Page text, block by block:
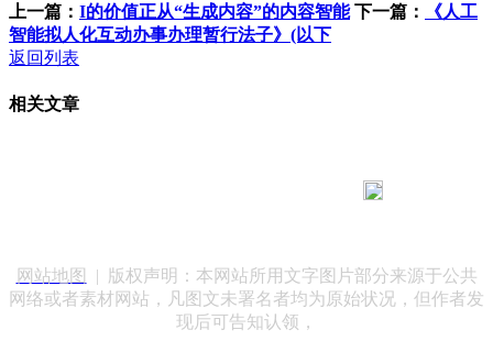
上一篇： I的价值正从“生成内容”的内容智能 下一篇：
《人工
智能拟人化互动办事办理暂行法子》(以下
返回列表
相关文章
网站地图
| 版权声明：本网站所用文字图片部分来源于公共
网络或者素材网站，凡图文未署名者均为原始状况，但作者发
现后可告知认领，